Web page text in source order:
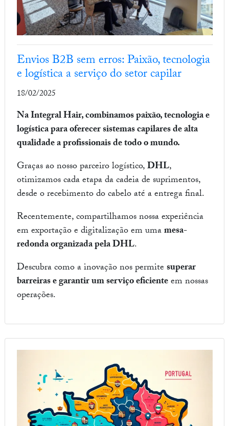
Envios B2B sem erros: Paixão, tecnologia
e logística a serviço do setor capilar
18/02/2025
Na Integral Hair, combinamos paixão, tecnologia e
logística para oferecer sistemas capilares de alta
qualidade a profissionais de todo o mundo.
Graças ao nosso parceiro logístico,DHL,
otimizamos cada etapa da cadeia de suprimentos,
desde o recebimento do cabelo até a entrega final.
Recentemente, compartilhamos nossa experiência
em exportação e digitalização em umamesa-
redonda organizada pela DHL.
Descubra como a inovação nos permitesuperar
barreiras e garantir um serviço eficienteem nossas
operações.